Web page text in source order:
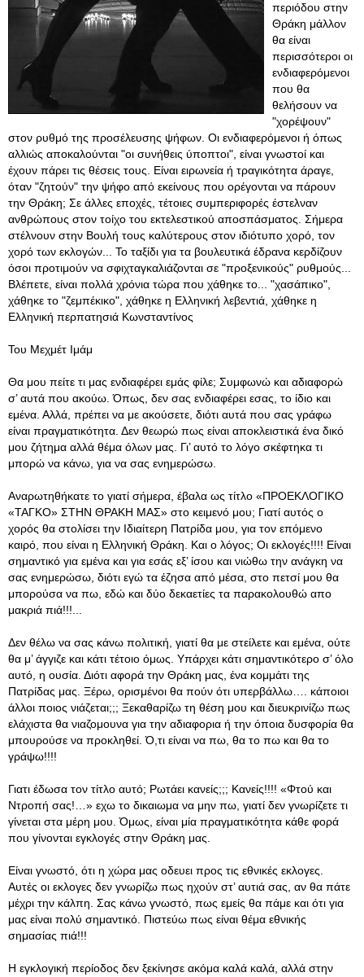
περιόδου στην
Θράκη μάλλον
θα είναι
περισσότεροι οι
ενδιαφερόμενοι
που θα
θελήσουν να
"χορέψουν"
στον ρυθμό της προσέλευσης ψήφων. Οι ενδιαφερόμενοι ή όπως
αλλιώς αποκαλούνται "οι συνήθεις ύποπτοι", είναι γνωστοί και
έχουν πάρει τις θέσεις τους. Είναι ειρωνεία ή τραγικότητα άραγε,
όταν "ζητούν" την ψήφο από εκείνους που ορέγονται να πάρουν
την Θράκη; Σε άλλες εποχές, τέτοιες συμπεριφορές έστελναν
ανθρώπους στον τοίχο του εκτελεστικού αποσπάσματος. Σήμερα
στέλνουν στην Βουλή τους καλύτερους στον ιδιότυπο χορό, τον
χορό των εκλογών... Το ταξίδι για τα βουλευτικά έδρανα κερδίζουν
όσοι προτιμούν να σφιχταγκαλιάζονται σε "προξενικούς" ρυθμούς...
Βλέπετε, είναι πολλά χρόνια τώρα που χάθηκε το... "χασάπικο",
χάθηκε το "ζεμπέκικο", χάθηκε η Ελληνική λεβεντιά, χάθηκε η
Ελληνική περπατησιά Κωνσταντίνος
Του Μεχμέτ Ιμάμ
Θα μου πείτε τι μας ενδιαφέρει εμάς φίλε; Συμφωνώ και αδιαφορώ
σ’ αυτά που ακούω. Όπως, δεν σας ενδιαφέρει εσας, το ίδιο και
εμένα. Αλλά, πρέπει να με ακούσετε, διότι αυτά που σας γράφω
είναι πραγματικότητα. Δεν θεωρώ πως είναι αποκλειστικά ένα δικό
μου ζήτημα αλλά θέμα όλων μας. Γι’ αυτό το λόγο σκέφτηκα τι
μπορώ να κάνω, για να σας ενημερώσω.
Αναρωτηθήκατε το γιατί σήμερα, έβαλα ως τίτλο «ΠΡΟΕΚΛΟΓΙΚΟ
«ΤΑΓΚΟ» ΣΤΗΝ ΘΡΑΚΗ ΜΑΣ» στο κειμενό μου; Γιατί αυτός ο
χορός θα στολίσει την Ιδιαίτερη Πατρίδα μου, για τον επόμενο
καιρό, που είναι η Ελληνική Θράκη. Και ο λόγος; Οι εκλογές!!!! Είναι
σημαντικό για εμένα και για εσάς εξ’ ίσου και νιώθω την ανάγκη να
σας ενημερώσω, διότι εγώ τα έζησα από μέσα, στο πετσί μου θα
μπορούσα να πω, εδώ και δύο δεκαετίες τα παρακολουθώ απο
μακριά πιά!!!...
Δεν θέλω να σας κάνω πολιτική, γιατί θα με στείλετε και εμένα, ούτε
θα μ’ άγγιζε και κάτι τέτοιο όμως. Υπάρχει κάτι σημαντικότερο σ’ όλο
αυτό, η ουσία. Διότι αφορά την Θράκη μας, ένα κομμάτι της
Πατρίδας μας. Ξέρω, ορισμένοι θα πούν ότι υπερβάλλω…. κάποιοι
άλλοι ποιος νιάζεται;;; Ξεκαθαρίζω τη θέση μου και διευκρινίζω πως
ελάχιστα θα νιαζομουνα για την αδιαφορια ή την όποια δυσφορία θα
μπουρούσε να προκληθεί. Ό,τι είναι να πω, θα το πω και θα το
γράψω!!!!
Γιατι έδωσα τον τίτλο αυτό; Ρωτάει κανείς;;; Κανείς!!!! «Φτού και
Ντροπή σας!…» εχω το δικαιωμα να μην πω, γιατί δεν γνωρίζετε τι
γίνεται στα μέρη μου. Όμως, είναι μία πραγματικότητα κάθε φορά
που γίνονται εγκλογές στην Θράκη μας.
Είναι γνωστό, ότι η χώρα μας οδευει προς τις εθνικές εκλογες.
Αυτές οι εκλογες δεν γνωρίζω πως ηχούν στ’ αυτιά σας, αν θα πάτε
μέχρι την κάλπη. Σας κάνω γνωστό, πως εμείς θα πάμε και ότι για
μας είναι πολύ σημαντικό. Πιστεύω πως είναι θέμα εθνικής
σημασίας πιά!!!
Η εγκλογική περίοδος δεν ξεκίνησε ακόμα καλά καλά, αλλά στην